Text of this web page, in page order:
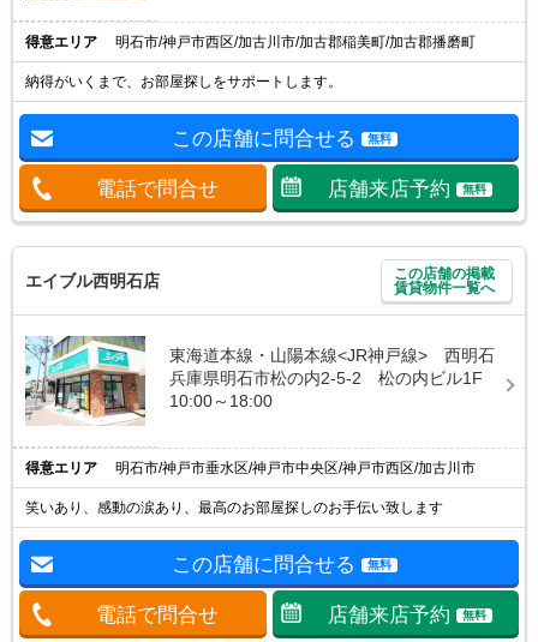
得意エリア 明石市/神戸市西区/加古川市/加古郡稲美町/加古郡播磨町
納得がいくまで、お部屋探しをサポートします。
この店舗に問合せる 無料
電話で問合せ 店舗来店予約 無料
エイブル西明石店
この店舗の掲載
賃貸物件一覧へ
東海道本線・山陽本線<JR神戸線> 西明石
兵庫県明石市松の内2-5-2 松の内ビル1F
10:00～18:00
得意エリア 明石市/神戸市垂水区/神戸市中央区/神戸市西区/加古川市
笑いあり、感動の涙あり、最高のお部屋探しのお手伝い致します
この店舗に問合せる 無料
電話で問合せ 店舗来店予約 無料